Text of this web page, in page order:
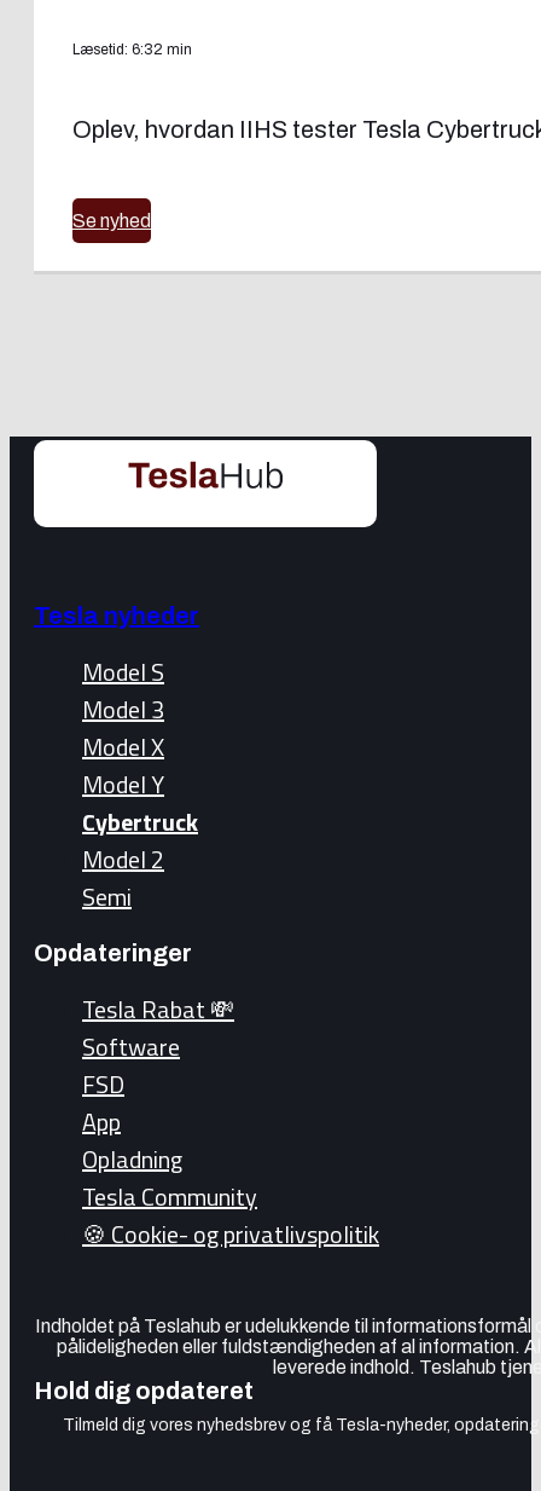
Læsetid: 6:32 min
Oplev, hvordan IIHS tester Tesla
Se nyhed
Tesla nyheder
Model S
Model 3
Model X
Model Y
Cybertruck
Model 2
Semi
Opdateringer
Tesla Rabat 💸
Software
FSD
App
Opladning
Tesla Community
🍪 Cookie- og privatlivspolitik
Indholdet på Teslahub er udelukkende til
pålideligheden eller fuldstændigheden af al information.
leverede indhold. Teslahub
Hold dig opdateret
Tilmeld dig vores nyhedsbrev og få Tesla-nyheder,